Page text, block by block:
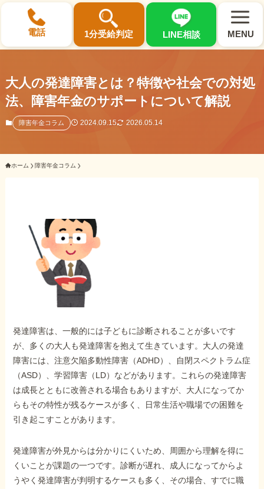
電話 1分受給判定 LINE相談 MENU
×
選ばれる3つの理由
初回相談料0円・受給後報酬型
サポート料金について
ご相談事例をみる
外出困難でもOK
非対面で申請できる
ホーム
障害年金の基礎知識
障害年金の金額
大人の発達障害とは？特徴や社会での対処
法、障害年金のサポートについて解説
障害年金コラム 2024.09.15 2026.05.14
ホーム 障害年金コラム
発達障害は、一般的には子どもに診断されることが多いです
が、多くの大人も発達障害を抱えて生きています。大人の発達
障害には、注意欠陥多動性障害（ADHD）、自閉スペクトラム症
（ASD）、学習障害（LD）などがあります。これらの発達障害
は成長とともに改善される場合もありますが、大人になってか
らもその特性が残るケースが多く、日常生活や職場での困難を
引き起こすことがあります。
発達障害が外見からは分かりにくいため、周囲から理解を得に
くいことが課題の一つです。診断が遅れ、成人になってからよ
うやく発達障害が判明するケースも多く、その場合、すでに職